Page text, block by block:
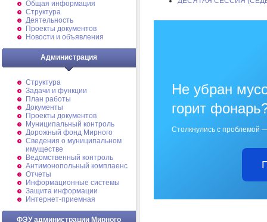
Общая информация
Структура
Деятельность
Проекты документов
Новости и объявления
Администрация
Структура
Задачи и функции
План работы
Документы
Проекты документов
Муниципальный контроль
Дорожный фонд Мирного
Cведения о муниципальном
имуществе
Ведомственный контроль
Антимонопольный комплаенс
Отчеты
Информационные системы
Защита информации
Интернет-приемная
ФЭУ администрации Мирного
Не убран
горит
Столкнулись с проблемой